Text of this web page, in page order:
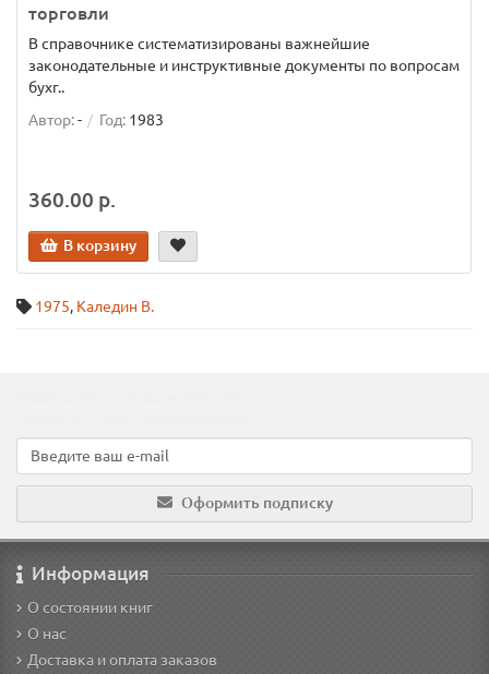
торговли
В справочнике систематизированы важнейшие
законодательные и инструктивные документы по вопросам
бухг..
Автор:- Год: 1983
360.00 р.
В корзину
1975, Каледин В.
Оформить подписку
Информация
О состоянии книг
О нас
Доставка и оплата заказов